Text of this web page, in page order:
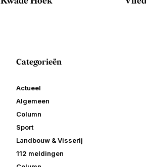
Categorieën
Actueel
Algemeen
Column
Sport
Landbouw & Visserij
112 meldingen